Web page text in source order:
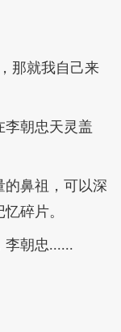
那就我自己来
李朝忠天灵盖
的鼻祖，可以深
碎片。
李朝忠......